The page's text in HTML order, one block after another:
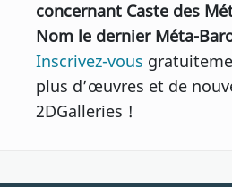
concernant Caste des
Nom le dernier Méta-
Inscrivez-vous
plus d’œuvres et de
2DGalleries !